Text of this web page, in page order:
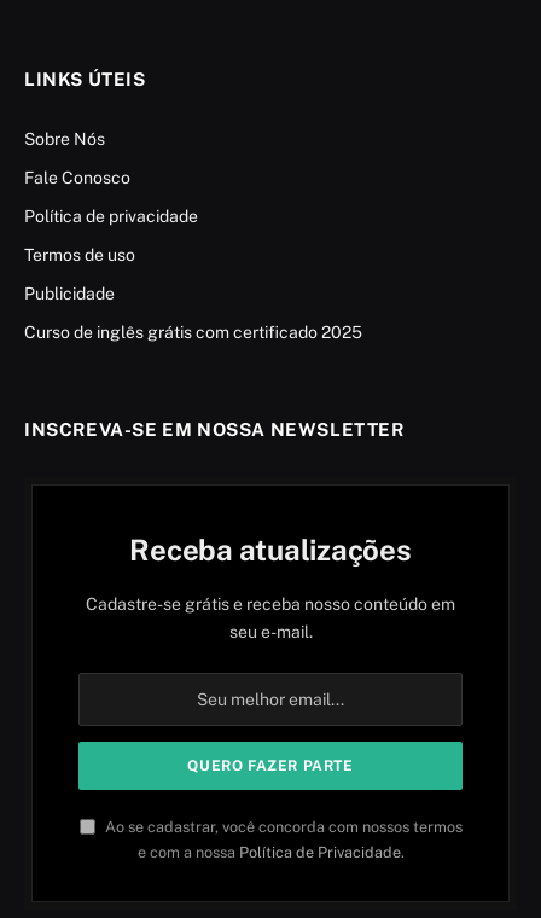
LINKS ÚTEIS
Sobre Nós
Fale Conosco
Política de privacidade
Termos de uso
Publicidade
Curso de inglês grátis com certificado 2025
INSCREVA-SE EM NOSSA NEWSLETTER
Receba atualizações
Cadastre-se grátis e receba nosso conteúdo em
seu e-mail.
Ao se cadastrar, você concorda com nossos termos
e com a nossa Política de Privacidade.